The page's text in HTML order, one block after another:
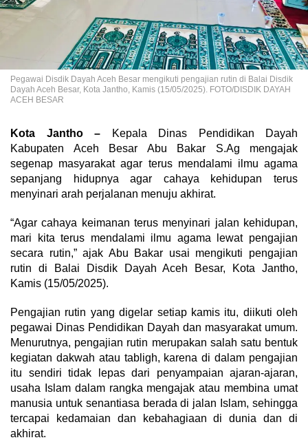
Pegawai Disdik Dayah Aceh Besar mengikuti pengajian rutin di Balai Disdik
Dayah Aceh Besar, Kota Jantho, Kamis (15/05/2025). FOTO/DISDIK DAYAH
ACEH BESAR
Kota Jantho – Kepala Dinas Pendidikan Dayah
Kabupaten Aceh Besar Abu Bakar S.Ag mengajak
segenap masyarakat agar terus mendalami ilmu agama
sepanjang hidupnya agar cahaya kehidupan terus
menyinari arah perjalanan menuju akhirat.
“Agar cahaya keimanan terus menyinari jalan kehidupan,
mari kita terus mendalami ilmu agama lewat pengajian
secara rutin,” ajak Abu Bakar usai mengikuti pengajian
rutin di Balai Disdik Dayah Aceh Besar, Kota Jantho,
Kamis (15/05/2025).
Pengajian rutin yang digelar setiap kamis itu, diikuti oleh
pegawai Dinas Pendidikan Dayah dan masyarakat umum.
Menurutnya, pengajian rutin merupakan salah satu bentuk
kegiatan dakwah atau tabligh, karena di dalam pengajian
itu sendiri tidak lepas dari penyampaian ajaran-ajaran,
usaha Islam dalam rangka mengajak atau membina umat
manusia untuk senantiasa berada di jalan Islam, sehingga
tercapai kedamaian dan kebahagiaan di dunia dan di
akhirat.